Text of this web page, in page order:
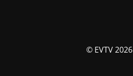
© EVTV 2026